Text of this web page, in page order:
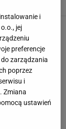
Kostiuk! 6:2 na
Fakt:
rywalka była
i
jej
preferencje
zarządzania
poprzez
i
Zmiana
ustawień